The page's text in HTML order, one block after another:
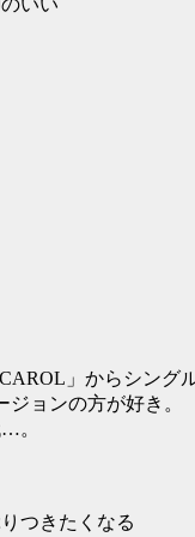
いい
」からシング
ョンの方が好き。
。
つきたくなる